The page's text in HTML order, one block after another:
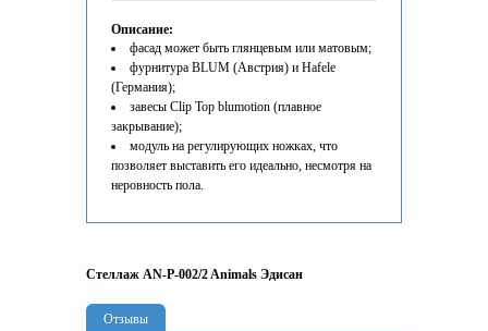
Описание:
фасад может быть глянцевым или матовым;
фурнитура BLUM (Австрия) и Hafele
(Германия);
завесы Clip Top blumotion (плавное
закрывание);
модуль на регулирующих ножках, что
позволяет выставить его идеально, несмотря на
неровность пола.
Стеллаж AN-P-002/2 Animals Эдисан
Отзывы